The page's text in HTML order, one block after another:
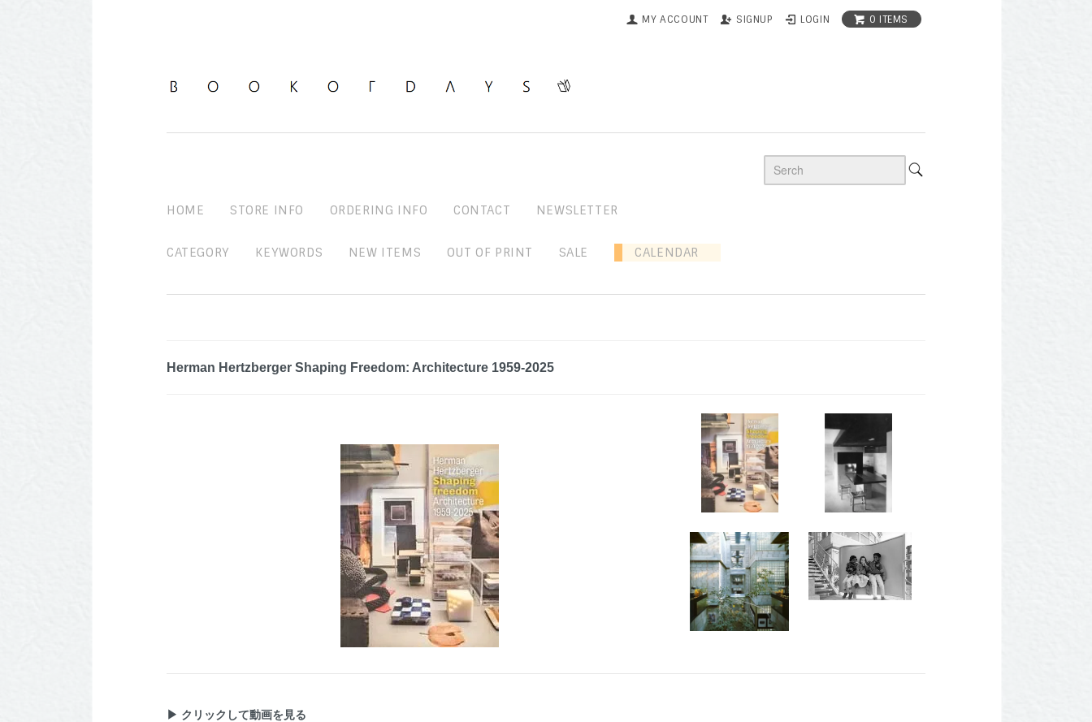
MY ACCOUNT SIGNUP LOGIN 0 ITEMS
HOME STORE INFO ORDERING INFO CONTACT NEWSLETTER
CATEGORY KEYWORDS NEW ITEMS OUT OF PRINT SALE CALENDAR
Herman Hertzberger Shaping Freedom: Architecture 1959-2025
▶ クリックして動画を見る